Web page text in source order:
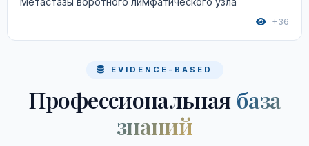
+36
EVIDENCE-BASED
Профессиональная база
знаний